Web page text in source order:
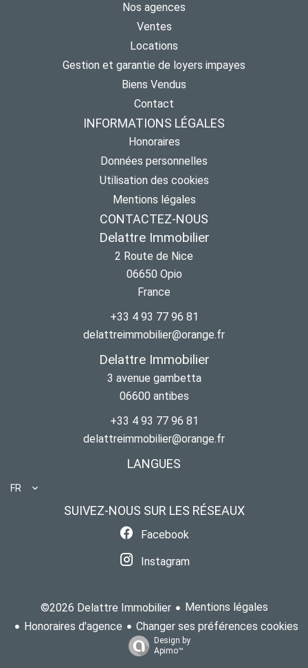
Nos agences
Ventes
Locations
Gestion et garantie de loyers impayes
Biens Vendus
Contact
INFORMATIONS LÉGALES
Honoraires
Données personnelles
Utilisation des cookies
Mentions légales
CONTACTEZ-NOUS
Delattre Immobilier
2 Route de Nice
06650 Opio
France
+33 4 93 77 96 81
delattreimmobilier@orange.fr
Delattre Immobilier
3 avenue gambetta
06600 antibes
+33 4 93 77 96 81
delattreimmobilier@orange.fr
LANGUES
FR
SUIVEZ-NOUS SUR LES RÉSEAUX
Facebook
Instagram
©2026 Delattre Immobilier
Mentions légales
Honoraires d'agence
Changer ses préférences cookies
Design by
Apimo™